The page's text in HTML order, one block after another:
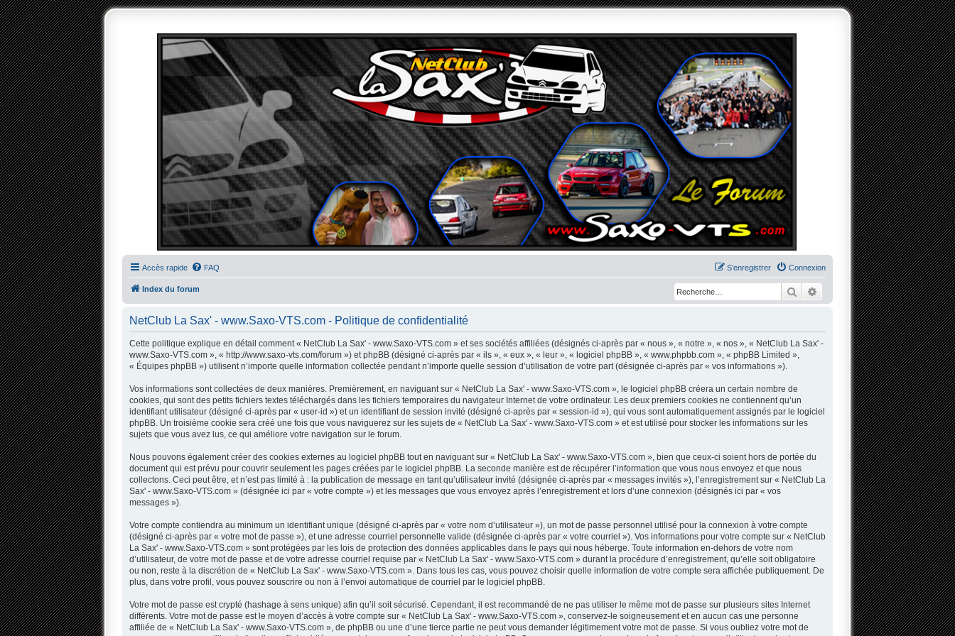
Accès rapide FAQ Connexion
S’enregistrer
Index du forum RechercherRecherche avancée
NetClub La Sax' - www.Saxo-VTS.com - Politique de confidentialité
Cette politique explique en détail comment « NetClub La Sax' - www.Saxo-VTS.com » et ses sociétés affiliées (désignés ci-après par « nous », « notre », « nos », « NetClub La Sax' -
www.Saxo-VTS.com », « http://www.saxo-vts.com/forum ») et phpBB (désigné ci-après par « ils », « eux », « leur », « logiciel phpBB », « www.phpbb.com », « phpBB Limited »,
« Équipes phpBB ») utilisent n’importe quelle information collectée pendant n’importe quelle session d’utilisation de votre part (désignée ci-après par « vos informations »).
Vos informations sont collectées de deux manières. Premièrement, en naviguant sur « NetClub La Sax' - www.Saxo-VTS.com », le logiciel phpBB créera un certain nombre de
cookies, qui sont des petits fichiers textes téléchargés dans les fichiers temporaires du navigateur Internet de votre ordinateur. Les deux premiers cookies ne contiennent qu’un
identifiant utilisateur (désigné ci-après par « user-id ») et un identifiant de session invité (désigné ci-après par « session-id »), qui vous sont automatiquement assignés par le logiciel
phpBB. Un troisième cookie sera créé une fois que vous naviguerez sur les sujets de « NetClub La Sax' - www.Saxo-VTS.com » et est utilisé pour stocker les informations sur les
sujets que vous avez lus, ce qui améliore votre navigation sur le forum.
Nous pouvons également créer des cookies externes au logiciel phpBB tout en naviguant sur « NetClub La Sax' - www.Saxo-VTS.com », bien que ceux-ci soient hors de portée du
document qui est prévu pour couvrir seulement les pages créées par le logiciel phpBB. La seconde manière est de récupérer l’information que vous nous envoyez et que nous
collectons. Ceci peut être, et n’est pas limité à : la publication de message en tant qu’utilisateur invité (désignée ci-après par « messages invités »), l’enregistrement sur « NetClub La
Sax' - www.Saxo-VTS.com » (désignée ici par « votre compte ») et les messages que vous envoyez après l’enregistrement et lors d’une connexion (désignés ici par « vos
messages »).
Votre compte contiendra au minimum un identifiant unique (désigné ci-après par « votre nom d’utilisateur »), un mot de passe personnel utilisé pour la connexion à votre compte
(désigné ci-après par « votre mot de passe »), et une adresse courriel personnelle valide (désignée ci-après par « votre courriel »). Vos informations pour votre compte sur « NetClub
La Sax' - www.Saxo-VTS.com » sont protégées par les lois de protection des données applicables dans le pays qui nous héberge. Toute information en-dehors de votre nom
d’utilisateur, de votre mot de passe et de votre adresse courriel requise par « NetClub La Sax' - www.Saxo-VTS.com » durant la procédure d’enregistrement, qu’elle soit obligatoire
ou non, reste à la discrétion de « NetClub La Sax' - www.Saxo-VTS.com ». Dans tous les cas, vous pouvez choisir quelle information de votre compte sera affichée publiquement. De
plus, dans votre profil, vous pouvez souscrire ou non à l’envoi automatique de courriel par le logiciel phpBB.
Votre mot de passe est crypté (hashage à sens unique) afin qu’il soit sécurisé. Cependant, il est recommandé de ne pas utiliser le même mot de passe sur plusieurs sites Internet
différents. Votre mot de passe est le moyen d’accès à votre compte sur « NetClub La Sax' - www.Saxo-VTS.com », conservez-le soigneusement et en aucun cas une personne
affiliée de « NetClub La Sax' - www.Saxo-VTS.com », de phpBB ou une d’une tierce partie ne peut vous demander légitimement votre mot de passe. Si vous oubliez votre mot de